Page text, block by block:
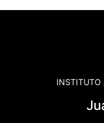
INSTITUTO